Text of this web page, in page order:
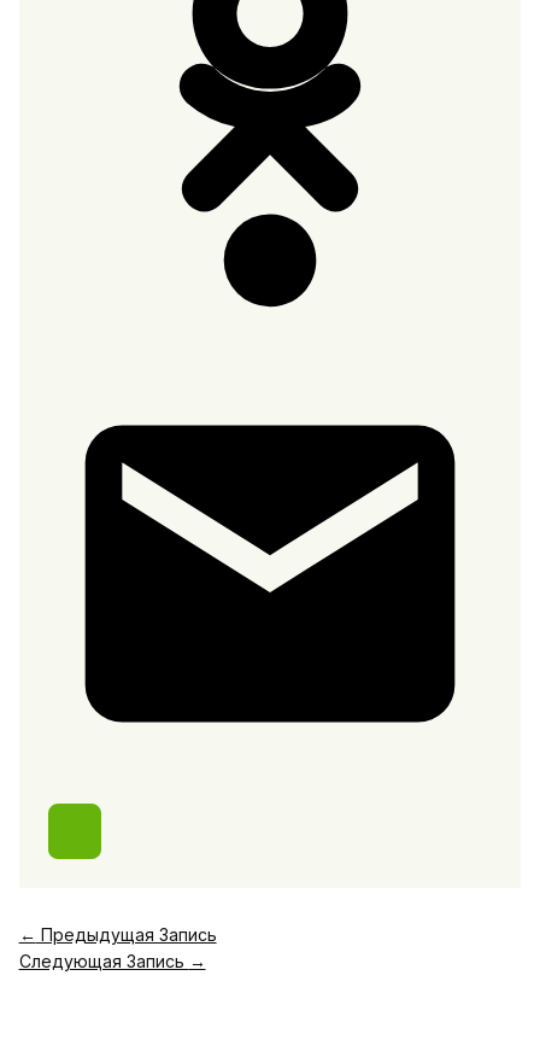
← Предыдущая Запись
Следующая Запись →